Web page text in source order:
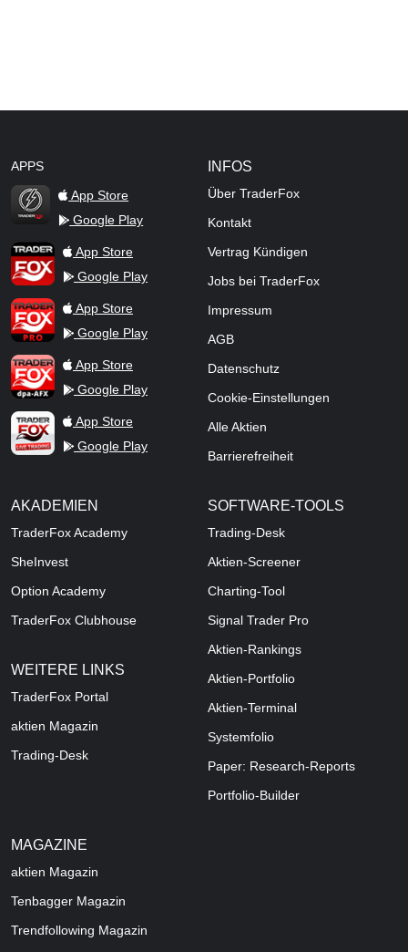
APPS
TraderFox Flash
App Store
Google Play
TraderFox AppApp Store
Google Play
TraderFox ProApp Store
Google Play
TraderFox dpa-AFX ProFeed
App Store
Google Play
TraderFox Live Trading
App Store
Google Play
INFOS
Über TraderFox
Kontakt
Vertrag Kündigen
Jobs bei TraderFox
Impressum
AGB
Datenschutz
Cookie-Einstellungen
Alle Aktien
Barrierefreiheit
AKADEMIEN
TraderFox Academy
SheInvest
Option Academy
TraderFox Clubhouse
WEITERE LINKS
TraderFox Portal
aktien Magazin
Trading-Desk
SOFTWARE-TOOLS
Trading-Desk
Aktien-Screener
Charting-Tool
Signal Trader Pro
Aktien-Rankings
Aktien-Portfolio
Aktien-Terminal
Systemfolio
Paper: Research-Reports
Portfolio-Builder
MAGAZINE
aktien Magazin
Tenbagger Magazin
Trendfollowing Magazin